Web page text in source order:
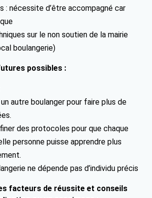
: nécessite d’être accompagné car
sur le non soutien de la mairie
boulangerie)
possibles :
autre boulanger pour faire plus de
des protocoles pour que chaque
personne puisse apprendre plus
ne dépende pas d’individu précis
facteurs de réussite et conseils